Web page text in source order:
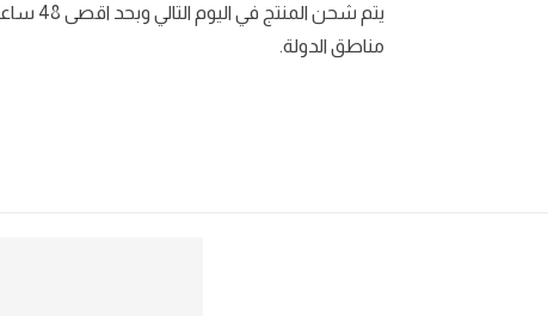
يتم شحن المنتج في اليوم التالي وبحد اقصى 48 ساعة لبعض
مناطق الدولة.